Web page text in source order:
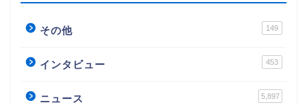
その他 149
インタビュー 453
ニュース 5,897